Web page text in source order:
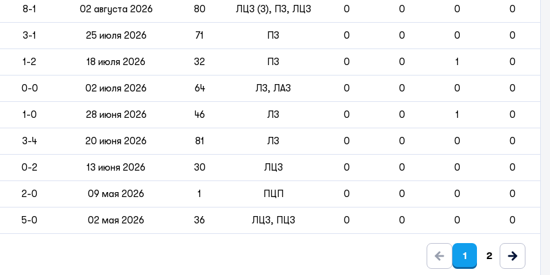
8-1 02 августа 2026 80 ЛЦЗ (3), ПЗ, ЛЦЗ 0 0 0 0
3-1 25 июля 2026 71 ПЗ 0 0 0 0
1-2 18 июля 2026 32 ПЗ 0 0 1 0
0-0 02 июля 2026 64 ЛЗ, ЛАЗ 0 0 0 0
1-0 28 июня 2026 46 ЛЗ 0 0 1 0
3-4 20 июня 2026 81 ЛЗ 0 0 0 0
0-2 13 июня 2026 30 ЛЦЗ 0 0 0 0
2-0 09 мая 2026 1 ПЦП 0 0 0 0
5-0 02 мая 2026 36 ЛЦЗ, ПЦЗ 0 0 0 0
1 2